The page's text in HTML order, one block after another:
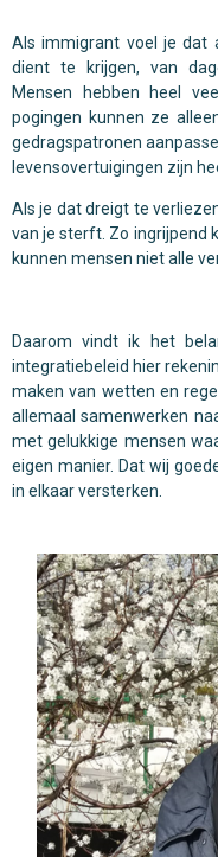
Als immigrant voel je dat
dient te krijgen, van
Mensen hebben heel
pogingen kunnen ze
gedragspatronen
levensovertuigingen zijn
Als je dat dreigt te
van je sterft. Zo ingrijpend
kunnen mensen niet alle
Daarom vindt ik het
integratiebeleid hier
maken van wetten en
allemaal samenwerken
met gelukkige mensen
eigen manier. Dat wij
in elkaar versterken.